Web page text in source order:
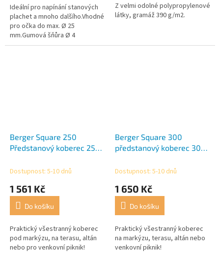
Ideální pro napínání stanových
plachet a mnoho dalšího.Vhodné
pro očka do max. Ø 25
mm.Gumová šňůra Ø 4
mm.Balení 4 ks.
Z velmi odolné polypropylenové
látky, gramáž 390 g/m2.
Berger Square 250
Předstanový koberec 250
Dostupnost: 5-10 dnů
1 561 Kč
Do košíku
Praktický všestranný koberec
pod markýzu, na terasu, altán
nebo pro venkovní piknik!
Berger Square 300
předstanový koberec 300
Dostupnost: 5-10 dnů
1 650 Kč
Do košíku
Praktický všestranný koberec
na markýzu, terasu, altán nebo
venkovní piknik!